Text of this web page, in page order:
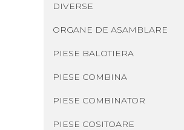
DIVERSE
ORGANE DE ASAMBLARE
PIESE BALOTIERA
PIESE COMBINA
PIESE COMBINATOR
PIESE COSITOARE